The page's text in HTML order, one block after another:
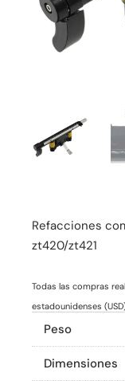
Refacciones
zt420/zt421
Todas las compras
estadounidenses
Peso
Dimensiones